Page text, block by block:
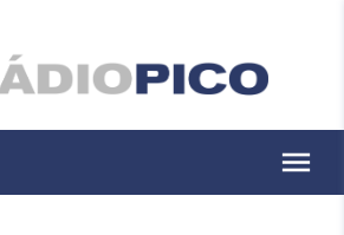
menu